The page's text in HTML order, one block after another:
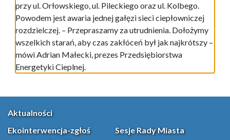
przy ul. Orłowskiego, ul. Pileckiego oraz ul. Kolbego.
Powodem jest awaria jednej gałęzi sieci ciepłowniczej
rozdzielczej. – Przepraszamy za utrudnienia. Dołożymy
wszelkich starań, aby czas zakłóceń był jak najkrótszy –
mówi Adrian Małecki, prezes Przedsiębiorstwa
Energetyki Cieplnej.
Aktualności
Ekointerwencja-zgłoś
Sesje Rady Miasta